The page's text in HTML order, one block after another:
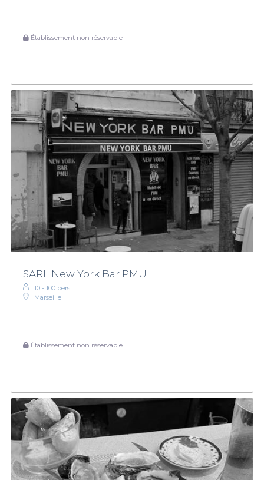
Établissement non réservable
SARL New York Bar PMU
10 - 100 pers.
Marseille
Établissement non réservable